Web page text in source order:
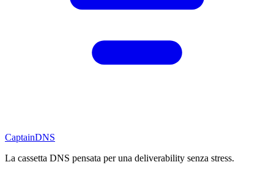
CaptainDNS
La cassetta DNS pensata per una deliverability senza stress.